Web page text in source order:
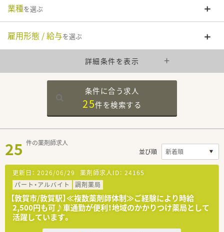
業種を選ぶ
雇用形態 / 給与を選ぶ
詳細条件を表示
条件に合う求人
25件を検索する
25 件の薬剤師求人
並び順
更新日： 2026/06/29 薬剤師求人ID： 24165
パート・アルバイト
調剤薬局
【敦賀市/敦賀駅】≪複数薬剤師体制≫ご経験により時給
2,500円も可♪車通勤が便利！地域のかかりつけ薬局として
活躍しています。